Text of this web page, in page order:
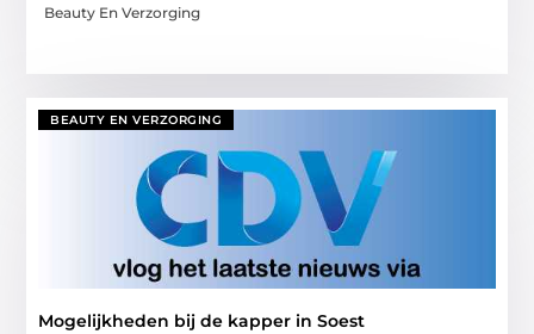
Beauty En Verzorging
BEAUTY EN VERZORGING
Mogelijkheden bij de kapper in Soest